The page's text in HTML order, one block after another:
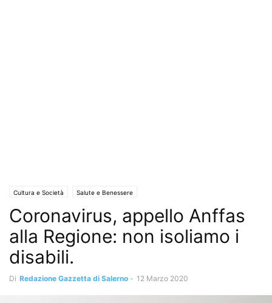
Cultura e Società Salute e Benessere
Coronavirus, appello Anffas
alla Regione: non isoliamo i
disabili.
Di Redazione Gazzetta di Salerno - 12 Marzo 2020